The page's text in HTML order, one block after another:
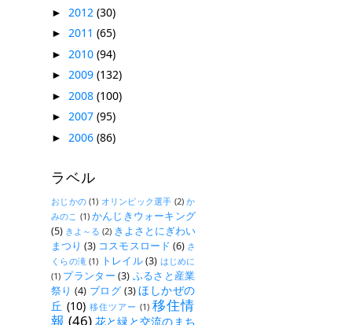
► 2012 (30)
► 2011 (65)
► 2010 (94)
► 2009 (132)
► 2008 (100)
► 2007 (95)
► 2006 (86)
ラベル
おじかの (1) オリンピック選手 (2) か
みのこ (1) かんじきウォーキング
(5) きよ～る (2) きよさとにぎわい
まつり (3) コスモスロード (6) さ
くらの滝 (1) トレイル(3) はじめに
(1) プランター (3) ふるさと産業
祭り (4) ブログ (3) ほしかぜの
丘 (10) 移住ツアー (1) 移住情
報 (46) 花と緑と交流のまち